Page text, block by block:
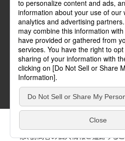
青年・一般
グラビア・写真
モーター誌
SPECIAL
Sublicense
海外
公式
ント
作家
ぶんか社が運営するサイトでは
は、訪問者の個人情報を追跡するこ